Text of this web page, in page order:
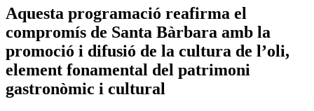
Aquesta programació reafirma el
compromís de Santa Bàrbara amb la
promoció i difusió de la cultura de l’oli,
element fonamental del patrimoni
gastronòmic i cultural